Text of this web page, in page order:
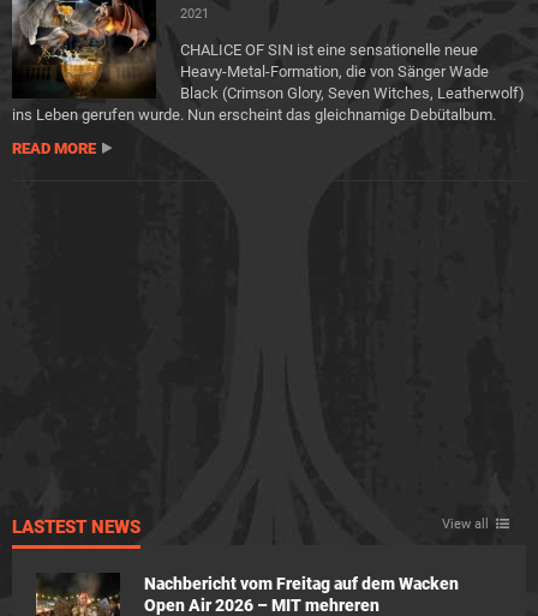
2021
CHALICE OF SIN ist eine sensationelle neue
Heavy-Metal-Formation, die von Sänger Wade
Black (Crimson Glory, Seven Witches, Leatherwolf)
ins Leben gerufen wurde. Nun erscheint das gleichnamige Debütalbum.
READ MORE
LASTEST NEWS View all
Nachbericht vom Freitag auf dem Wacken
Open Air 2026 – MIT mehreren